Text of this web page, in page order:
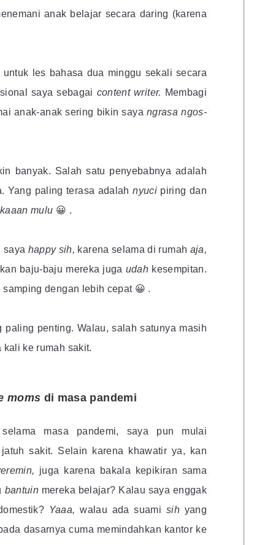
anak belajar secara daring (karena
les bahasa dua minggu sekali secara
saya sebagai content writer. Membagi
anak-anak sering bikin sayangrasa ngos-
banyak. Salah satu penyebabnya adalah
Yang paling terasa adalahnyuci piring dan
mulu 😀 .
saya happy sih, karena selama di rumah aja,
baju-baju mereka juga udah kesempitan.
dengan lebih cepat 😀 .
penting. Walau, salah satunya masih
kali ke rumah sakit.
moms di masa pandemi
masa pandemi, saya pun mulai
sakit. Selain karena khawatir ya, kan
juga karena bakala kepikiran sama
bantuin mereka belajar? Kalau saya enggak
Yaaa, walau ada suami sih yang
dasarnya cuma memindahkan kantor ke